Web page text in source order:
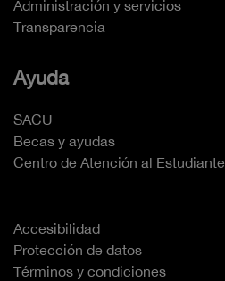
Administración y servicios
Transparencia
Ayuda
SACU
Becas y ayudas
Centro de Atención al Estudiante
Accesibilidad
Protección de datos
Términos y condiciones